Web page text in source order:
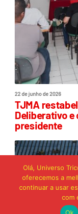
22 de junho de 2026
TJMA
Deliberativo
presidente
Olá, Universo
oferecemos a
continuar a usar
com
Ok